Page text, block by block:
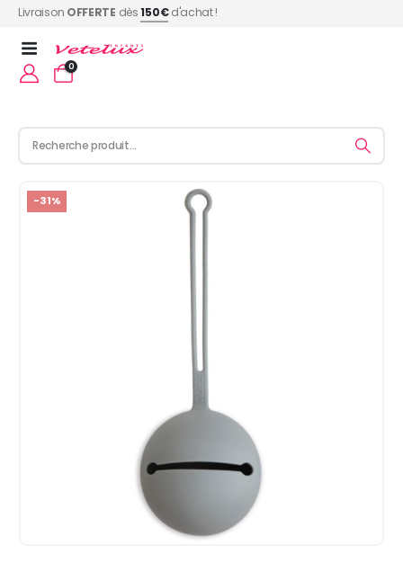
Livraison OFFERTE dès150€d'achat !
0
-31%